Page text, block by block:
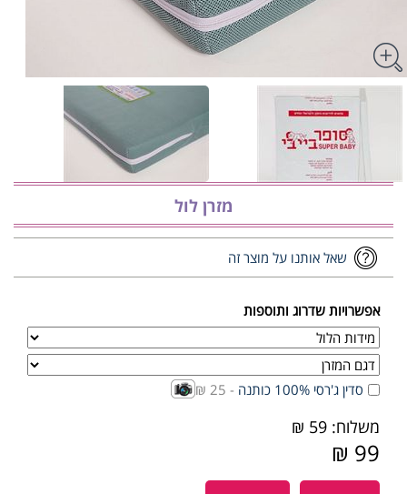
מזרן לול
שאל אותנו על מוצר זה
אפשרויות שדרוג ותוספות
סדין ג'רסי 100% כותנה - 25 ₪
משלוח: 59 ₪
99 ₪